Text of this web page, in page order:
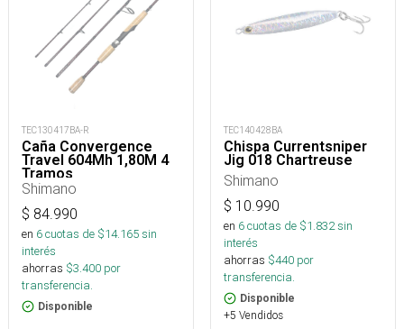
TEC130417BA-R
Caña Convergence
Travel 604Mh 1,80M 4
Tramos
Cvs60mh4saco_
Shimano
$ 84.990
en 6cuotas de $14.165sin
interés
ahorras $3.400 por
transferencia.
Disponible
TEC140428BA
Chispa Currentsniper
Jig 018 Chartreuse
Shimano
$ 10.990
en 6cuotas de $1.832sin
interés
ahorras $440 por
transferencia.
Disponible
+5 Vendidos